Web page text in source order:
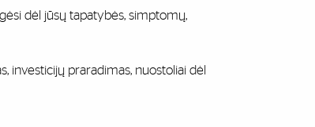
dėl jūsų tapatybės, simptomų,
investicijų praradimas, nuostoliai dėl